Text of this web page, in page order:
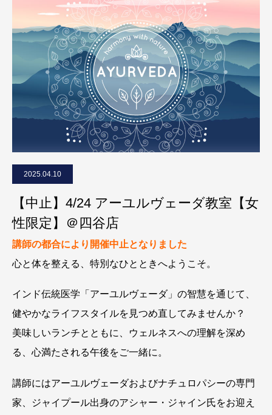
2025.04.10
【中止】4/24 アーユルヴェーダ教室【女
性限定】＠四谷店
講師の都合により開催中止となりました
心と体を整える、特別なひとときへようこそ。
インド伝統医学「アーユルヴェーダ」の智慧を通じて、
健やかなライフスタイルを見つめ直してみませんか？
美味しいランチとともに、ウェルネスへの理解を深め
る、 心満たされる午後をご一緒に。
講師にはアーユルヴェーダおよびナチュロパシーの専門
家、
ジャイプール出身のアシャー・ジャイン氏をお迎え